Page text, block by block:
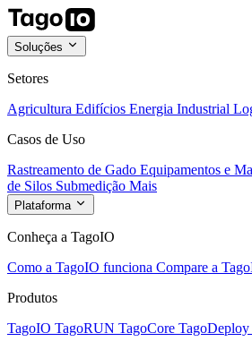
Soluções
Setores
Agricultura Edifícios Energia Industrial
Casos de Uso
Rastreamento de Gado Equipamentos e
de Silos Submedição Mais
Plataforma
Conheça a TagoIO
Como a TagoIO funciona Compare a
Produtos
TagoIO TagoRUN TagoCore TagoDeploy